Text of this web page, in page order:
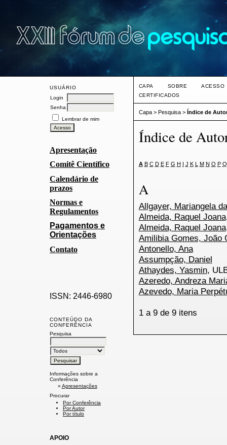
USUÁRIO
Login
Senha
Lembrar de mim
Apresentação
Comitê Científico
Calendário de
prazos
Normas e
Regulamentos
Pagamentos e
Orientações
Contato
ISSN: 2446-6980
CONTEÚDO DA
CONFERÊNCIA
Pesquisa
Informações sobre a
Conferência
» Apresentações
Procurar
Por Conferência
Por Autor
Por título
APOIO
CAPA SOBRE
ACESSO
CERTIFICADOS
Capa> Pesquisa> Índice de
Índice de
A B C D E F G H I J K L M N O P Q
A
Allgayer, Mariangela
Almeida, Raquel Joana
Almeida, Raquel Joana
Amilibia Gomes, João
Antonello, Ana
Assumpção, Daniel
Athaydes, Yasmin,
Azeredo, Andreza
Azevedo, Maria
1 a 9 de 9 itens